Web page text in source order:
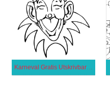
Karneval Gratis Utskrivbar för Barn